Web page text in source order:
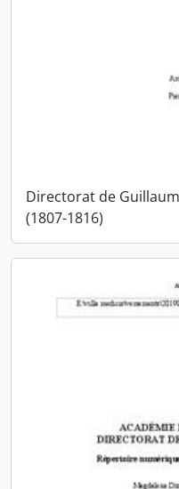
Directorat de
(1807-1816)